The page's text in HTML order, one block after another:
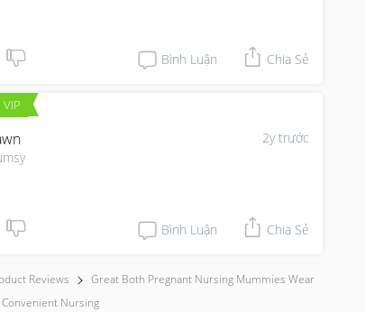
Bình Luận Chia Sẻ
2y trước
Bình Luận Chia Sẻ
Reviews
Great Both Pregnant Nursing Mummies Wear
Nursing